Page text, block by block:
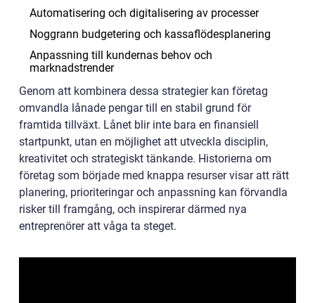
Automatisering och digitalisering av processer
Noggrann budgetering och kassaflödesplanering
Anpassning till kundernas behov och
marknadstrender
Genom att kombinera dessa strategier kan företag
omvandla lånade pengar till en stabil grund för
framtida tillväxt. Lånet blir inte bara en finansiell
startpunkt, utan en möjlighet att utveckla disciplin,
kreativitet och strategiskt tänkande. Historierna om
företag som började med knappa resurser visar att rätt
planering, prioriteringar och anpassning kan förvandla
risker till framgång, och inspirerar därmed nya
entreprenörer att våga ta steget.